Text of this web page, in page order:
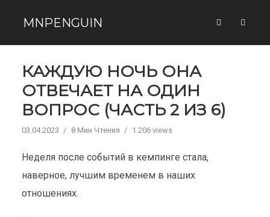
MNPENGUIN
КАЖДУЮ НОЧЬ ОНА
ОТВЕЧАЕТ НА ОДИН
ВОПРОС (ЧАСТЬ 2 ИЗ 6)
03.04.2023 8 Мин Чтения 1 206 views
Неделя после событий в кемпинге стала,
наверное, лучшим временем в наших
отношениях.